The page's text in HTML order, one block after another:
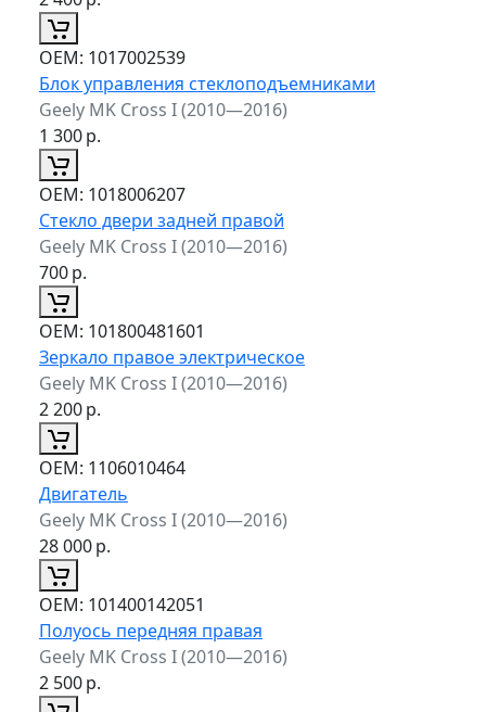
ОЕМ: 1017002539
Блок управления стеклоподъемниками
Geely MK Cross I (2010—2016)
1 300р.
ОЕМ: 1018006207
Стекло двери задней правой
Geely MK Cross I (2010—2016)
700р.
ОЕМ: 101800481601
Зеркало правое электрическое
Geely MK Cross I (2010—2016)
2 200р.
ОЕМ: 1106010464
Двигатель
Geely MK Cross I (2010—2016)
28 000р.
ОЕМ: 101400142051
Полуось передняя правая
Geely MK Cross I (2010—2016)
2 500р.